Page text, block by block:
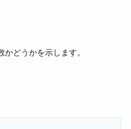
どうかを示します。